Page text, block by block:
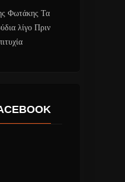
Φωτάκης Τα
λίγο Πριν